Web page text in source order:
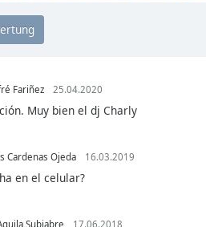
Fariñez 25.04.2020
Muy bien el dj Charly
Cardenas Ojeda 16.03.2019
en el celular?
Subiabre 17.06.2018